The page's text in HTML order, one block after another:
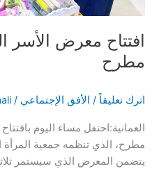
افتتاح معرض الأسر
مطرح
اترك تعليقاً / الأفق الإجتماعي /
العمانية:احتفل مساء اليوم
مطرح، الذي تنظمه جمعية المرأة
يتضمن المعرض الذي سيستمر